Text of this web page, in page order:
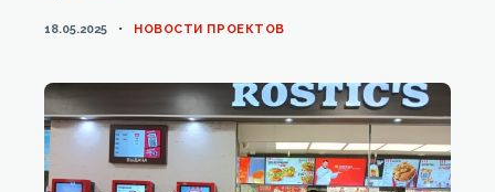
18.05.2025 CATEGORIES
НОВОСТИ ПРОЕКТОВ